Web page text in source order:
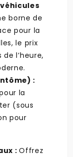
borne de
pour la
le prix
l’heure,
:
la
(sous
pour
:Offrez